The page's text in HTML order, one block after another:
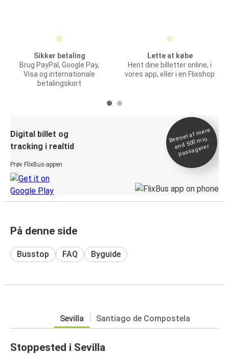
Sikker betaling
Brug PayPal, Google Pay,
Visa og internationale
betalingskort
Lette at købe
Hent dine billetter online, i
vores app, eller i en Flixshop
Digital billet og
tracking i realtid
Prøv FlixBus-appen
Betroet af
mere
end 500
mio.
passagerer
På denne side
Busstop FAQ Byguide
Sevilla Santiago de Compostela
Stoppested i Sevilla